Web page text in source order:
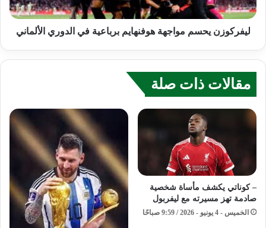
ليفركوزن يحسم مواجهة هوفنهايم برباعية في الدوري الألماني
مقالات ذات صلة
– كوناتي يكشف مأساة شخصية
صادمة تهز مسيرته مع ليفربول
الخميس - 4 يونيو - 2026 / 9:59 صباحًا